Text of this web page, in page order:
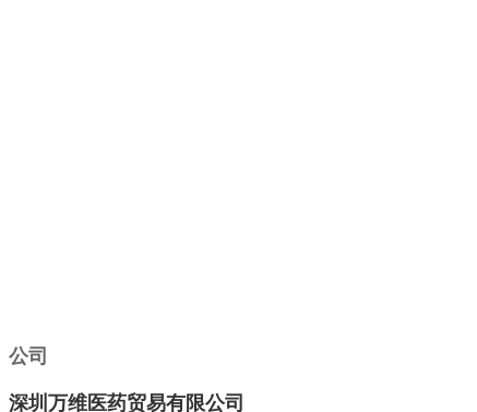
公司
深圳万维医药贸易有限公司